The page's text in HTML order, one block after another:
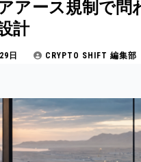
アース規制で問
計
日 CRYPTO SHIFT 編集部